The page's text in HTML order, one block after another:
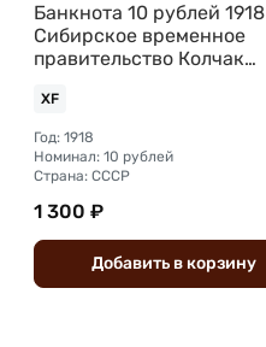
Банкнота 10 рублей 1918
Сибирское временное
правительство Колчак
XF
Год: 1918
Номинал: 10 рублей
Страна: СССР
1 300 ₽
Добавить вкорзину